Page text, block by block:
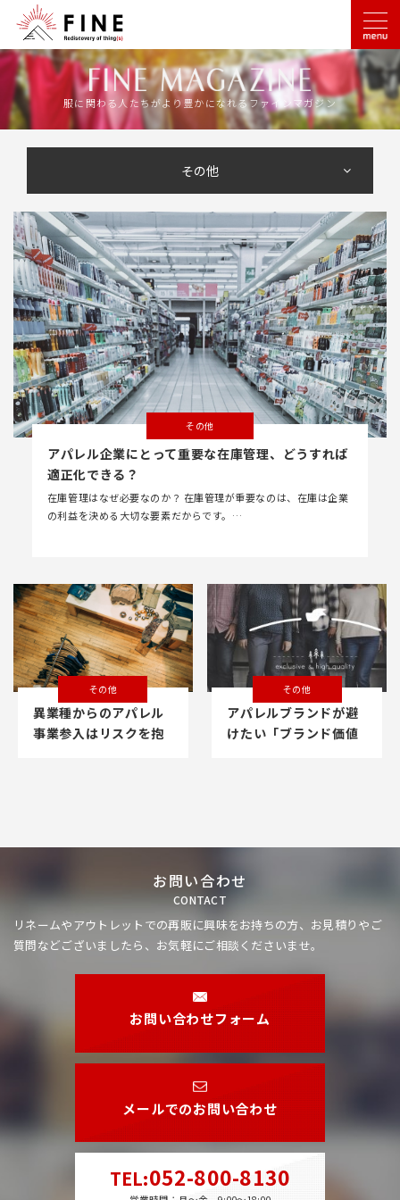
服に関わる人たちがより豊かになれるファインマガジン
その他
その他
アパレル企業にとって重要な在庫管理、どうすれば
適正化できる？
在庫管理はなぜ必要なのか？ 在庫管理が重要なのは、在庫は企業
の利益を決める大切な要素だからです。…
その他
異業種からのアパレル
事業参入はリスクを抱
その他
アパレルブランドが避
けたい「ブランド価値
お問い合わせ
CONTACT
リネームやアウトレットでの再販に興味をお持ちの方、 お見積りやご
質問などございましたら、お気軽にご相談くださいませ。
お問い合わせフォーム
メールでのお問い合わせ
TEL:052-800-8130